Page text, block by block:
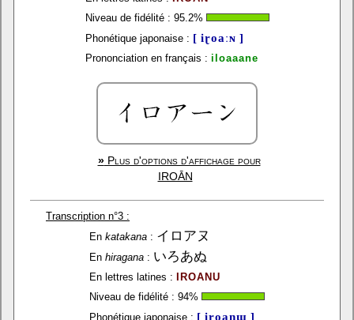
Niveau de fidélité : 95.2%
Phonétique japonaise : [ iɽoaːɴ ]
Prononciation en français : iloaaane
»Plus d'options d'affichage pour
IROĀN
Transcription n°3 :
En katakana : イロアヌ
En hiragana : いろあぬ
En lettres latines :
IROANU
Niveau de fidélité : 94%
Phonétique japonaise : [ iɽoanɯ ]